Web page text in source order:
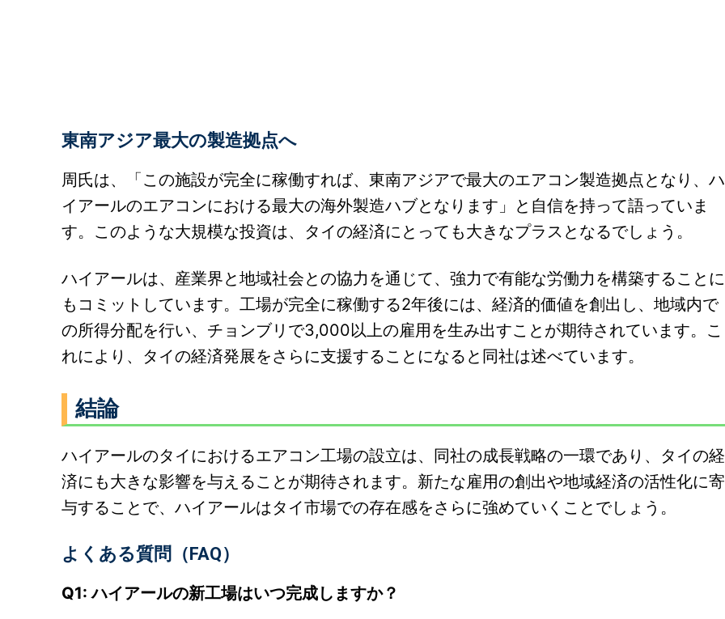
東南アジア最大の製造拠点へ
周氏は、「この施設が完全に稼働すれば、東南アジアで最大のエアコン製造拠点となり、ハ
イアールのエアコンにおける最大の海外製造ハブとなります」と自信を持って語っていま
す。このような大規模な投資は、タイの経済にとっても大きなプラスとなるでしょう。
ハイアールは、産業界と地域社会との協力を通じて、強力で有能な労働力を構築することに
もコミットしています。工場が完全に稼働する2年後には、経済的価値を創出し、地域内で
の所得分配を行い、チョンブリで3,000以上の雇用を生み出すことが期待されています。こ
れにより、タイの経済発展をさらに支援することになると同社は述べています。
結論
ハイアールのタイにおけるエアコン工場の設立は、同社の成長戦略の一環であり、タイの経
済にも大きな影響を与えることが期待されます。新たな雇用の創出や地域経済の活性化に寄
与することで、ハイアールはタイ市場での存在感をさらに強めていくことでしょう。
よくある質問（FAQ）
Q1: ハイアールの新工場はいつ完成しますか？